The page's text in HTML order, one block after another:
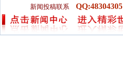
新闻投稿联系 QQ:48304305